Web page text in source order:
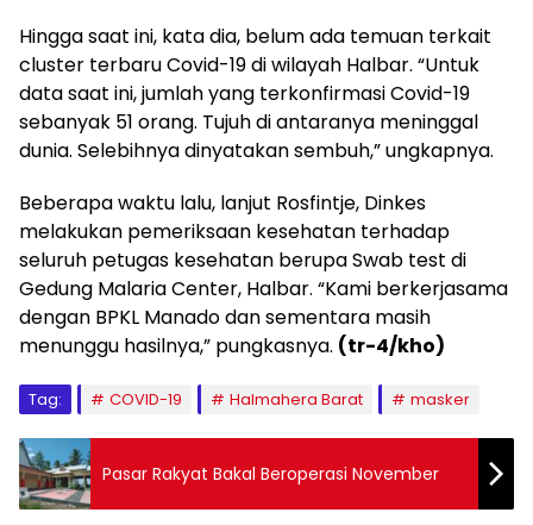
Hingga saat ini, kata dia, belum ada temuan terkait
cluster terbaru Covid-19 di wilayah Halbar. “Untuk
data saat ini, jumlah yang terkonfirmasi Covid-19
sebanyak 51 orang. Tujuh di antaranya meninggal
dunia. Selebihnya dinyatakan sembuh,” ungkapnya.
Beberapa waktu lalu, lanjut Rosfintje, Dinkes
melakukan pemeriksaan kesehatan terhadap
seluruh petugas kesehatan berupa Swab test di
Gedung Malaria Center, Halbar. “Kami berkerjasama
dengan BPKL Manado dan sementara masih
menunggu hasilnya,” pungkasnya. (tr-4/kho)
Tag: COVID-19 Halmahera Barat masker
Pasar Rakyat Bakal Beroperasi November